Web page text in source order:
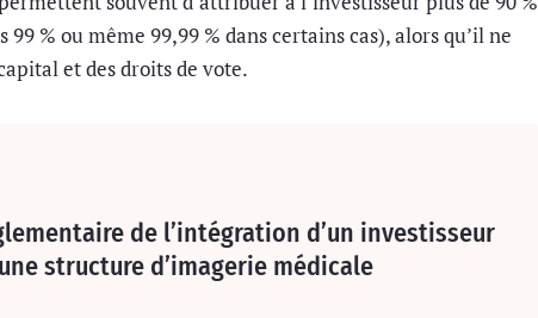
99 % ou même 99,99 % dans certains cas), alors qu’il ne
et des droits de vote.
de l’intégration d’un investisseur
structure d’imagerie médicale